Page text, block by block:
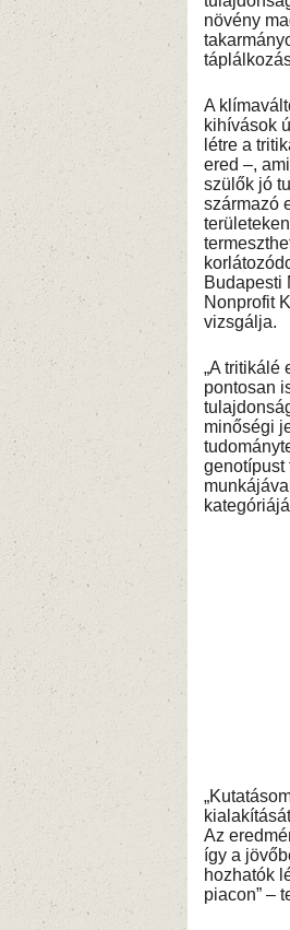
növény
A
kihívások
létre a
ered –,
szülők jó
származó
Budapesti
Nonprofit
vizsgálja.
„A tritikálé
pontosan
minőségi
genotípust
Az
így a
hozhatók
piacon” –